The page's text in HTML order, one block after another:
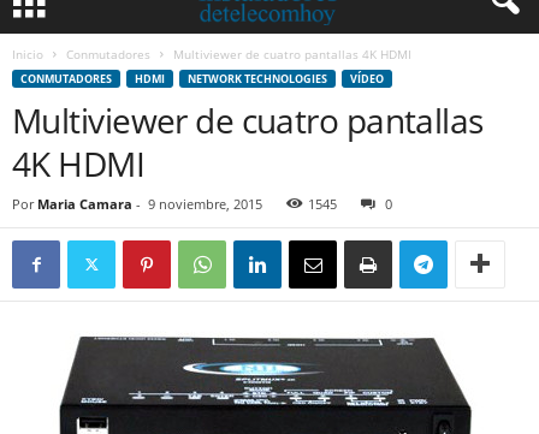
Inicio Conmutadores Multiviewer de cuatro pantallas 4K HDMI
CONMUTADORES HDMI NETWORK TECHNOLOGIES VÍDEO
Multiviewer de cuatro pantallas
4K HDMI
Por Maria Camara - 9 noviembre, 2015 1545 0